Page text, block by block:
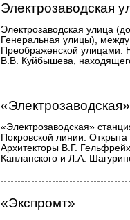
Электрозаводская
Электрозаводская улица
Генеральная улицы),
Преображенской улицами.
В.В. Куйбышева,
«Электрозаводская»
«Электрозаводская»
Покровской линии.
Архитекторы В.Г.
Капланского и Л.А.
«Экспромт»